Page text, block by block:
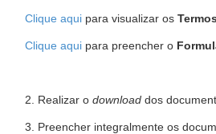
Clique aqui para visualizar os
Clique aqui para preencher o
2. Realizar o download dos
3. Preencher integralmente os